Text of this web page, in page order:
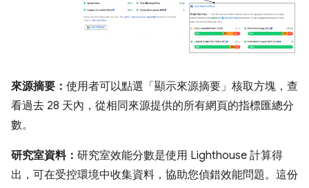
來源摘要： 使用者可以點選「顯示來源摘要」 核取方塊，查
看過去 28 天內，從相同來源提供的所有網頁的指標匯總分
數。
研究室資料： 研究室效能分數是使用 Lighthouse 計算得
出，可在受控環境中收集資料，協助您偵錯效能問題。這份